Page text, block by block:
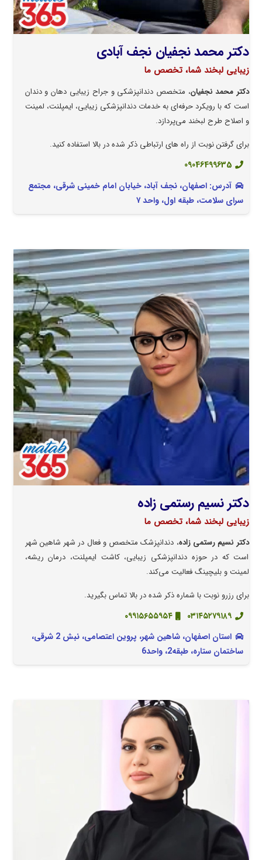
دکتر محمد نجفیان نجف آبادی
زیبایی لبخند شما، تخصص ما
دکتر محمد نجفیان، متخصص دندانپزشکی و جراح زیبایی دهان و دندان
است که با رویکرد حرفه‌ای به خدمات دندانپزشکی زیبایی، ایمپلنت، لمینت
و اصلاح طرح لبخند می‌پردازد.
برای گرفتن نوبت از راه های ارتباطی ذکر شده در بالا استفاده کنید.
09046499635
آدرس: اصفهان، نجف آباد، خیابان امام خمینی شرقی، مجتمع
سرای سلامت، طبقه اول، واحد ۷
دکتر نسیم رستمی زاده
زیبایی لبخند شما، تخصص ما
دکتر نسیم رستمی زاده، دندانپزشک متخصص و فعال در شهر شاهین شهر
است که در حوزه دندانپزشکی زیبایی، کاشت ایمپلنت، درمان ریشه،
لمینت و بلیچینگ فعالیت می‌کند.
برای رزرو نوبت با شماره ذکر شده در بالا تماس بگیرید.
۰۳۱۴۵۲۷۹۱۸۹
۰۹۹۱۵۶۵۵۹۵۴
استان اصفهان، شاهین شهر، پروین اعتصامی، نبش 2 شرقی،
ساختمان ستاره، طبقه2، واحد6